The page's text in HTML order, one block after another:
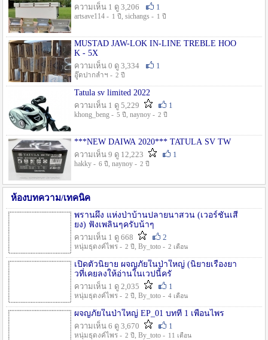
ความเห็น 1 ดู 3,206
1
artsave114 - 1 ปี , sichangs - 1 ปี
MUSTAD JAW-LOK IN-LINE TREBLE HOO
K - 5X
ความเห็น 0 ดู 3,334
1
อู๊ดปากลำฯ - 2 ปี
Tatula sv limited 2022
ความเห็น 1 ดู 5,229
1
khong_beng - 5 ปี , naynoy - 2 ปี
***NEW DAIWA 2020*** TATULA SV TW
ความเห็น 9 ดู 12,223
1
hakky - 6 ปี , naynoy - 2 ปี
ห้องบทความ/เทคนิค
พรานผึ้ง แห่งป่าบ้านปลายนาสวน (เวอร์ชั่นเสี
ยง) ฟังเพลินๆครับน้าๆ
ความเห็น 1 ดู 668
2
หนุ่มธุดงค์ไพร - 2 ปี , By_toto - 2 เดือน
เปิดตัวนิยาย ผจญภัยในป่าใหญ่ (นิยายเรื่องยา
วที่เคยลงให้อ่านในเวปนี้ครั
ความเห็น 1 ดู 2,035
1
หนุ่มธุดงค์ไพร - 2 ปี , By_toto - 4 เดือน
ผจญภัยในป่าใหญ่ EP_01 บทที่ 1 เพื่อนไพร
ความเห็น 6 ดู 3,670
1
หนุ่มธุดงค์ไพร - 2 ปี , By_toto - 11 เดือน